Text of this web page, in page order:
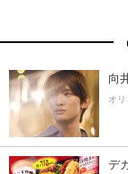
向
オ
デ